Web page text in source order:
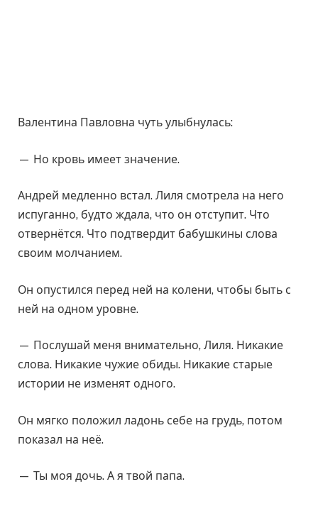
Валентина Павловна чуть улыбнулась:
— Но кровь имеет значение.
Андрей медленно встал. Лиля смотрела на него
испуганно, будто ждала, что он отступит. Что
отвернётся. Что подтвердит бабушкины слова
своим молчанием.
Он опустился перед ней на колени, чтобы быть с
ней на одном уровне.
— Послушай меня внимательно, Лиля. Никакие
слова. Никакие чужие обиды. Никакие старые
истории не изменят одного.
Он мягко положил ладонь себе на грудь, потом
показал на неё.
— Ты моя дочь. А я твой папа.